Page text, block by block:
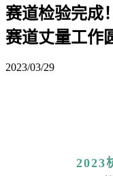
赛道检验完成
赛道丈量工作
2023/03/29
2023